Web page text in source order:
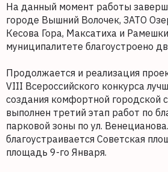
На данный момент работы
городе Вышний Волочек, ЗАТО
Кесова Гора, Максатиха и
муниципалитете благоустроено
Продолжается и реализация
VIII Всероссийского конкурса
создания комфортной городской
выполнен третий этап работ по
парковой зоны по ул.
благоустраивается Советская
площадь 9-го Января.